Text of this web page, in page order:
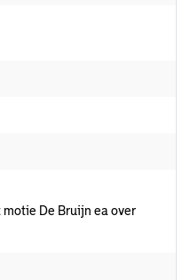
De Bruijn ea over